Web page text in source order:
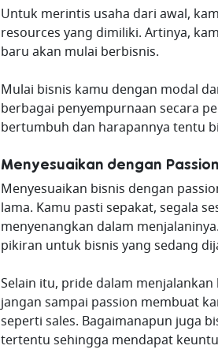
Untuk merintis usaha dari awal,
resources yang dimiliki. Artinya,
baru akan mulai berbisnis.
Mulai bisnis kamu dengan modal
berbagai penyempurnaan secara
bertumbuh dan harapannya tentu
Menyesuaikan dengan
Menyesuaikan bisnis dengan
lama. Kamu pasti sepakat, segala
menyenangkan dalam
pikiran untuk bisnis yang sedang
Selain itu, pride dalam
jangan sampai passion membuat
seperti sales. Bagaimanapun juga
tertentu sehingga mendapat